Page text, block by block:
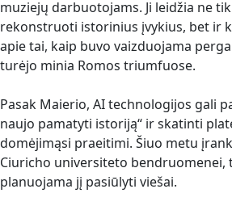
muziejų darbuotojams. Ji leidžia ne
rekonstruoti istorinius įvykius, bet ir
apie tai, kaip buvo vaizduojama
turėjo minia Romos triumfuose.
Pasak Maierio, AI technologijos gali
naujo pamatyti istoriją“ ir skatinti
domėjimąsi praeitimi. Šiuo metu
Ciuricho universiteto bendruomenei,
planuojama jį pasiūlyti viešai.